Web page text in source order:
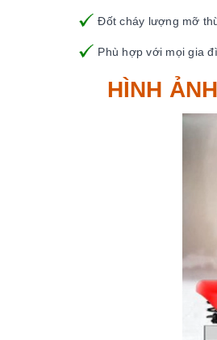
Đốt cháy lượng mỡ
Phù hợp với mọi gia
HÌNH